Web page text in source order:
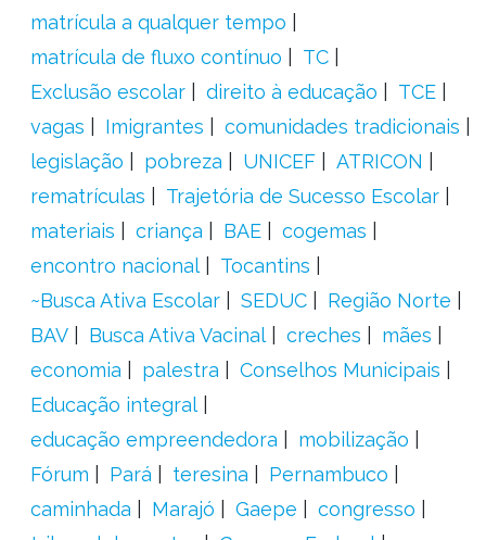
matrícula a qualquer tempo
matrícula de fluxo contínuo
TC
Exclusão escolar
direito à educação
TCE
vagas
Imigrantes
comunidades tradicionais
legislação
pobreza UNICEF
ATRICON
rematrículas
Trajetória de Sucesso Escolar
materiais
criança BAE
cogemas
encontro nacional
Tocantins
~Busca Ativa Escolar
SEDUC
Região Norte
BAV
Busca Ativa Vacinal creches
mães
economia
palestra
Conselhos Municipais
Educação integral
educação empreendedora
mobilização
Fórum
Pará teresina
Pernambuco
caminhada
Marajó Gaepe
congresso